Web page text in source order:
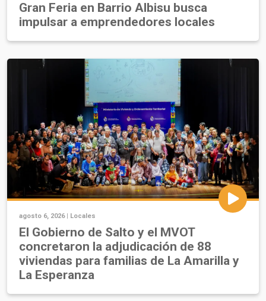
Gran Feria en Barrio Albisu busca
impulsar a emprendedores locales
agosto 6, 2026 | Locales
El Gobierno de Salto y el MVOT
concretaron la adjudicación de 88
viviendas para familias de La Amarilla y
La Esperanza